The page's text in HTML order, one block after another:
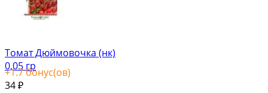
Томат Дюймовочка (нк)
0,05 гр
+1.7бонус(ов)
34 ₽